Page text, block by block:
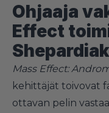
Ohjaaja
Effect
Mass Effect:
kehittäjät toivovat
ottavan pelin